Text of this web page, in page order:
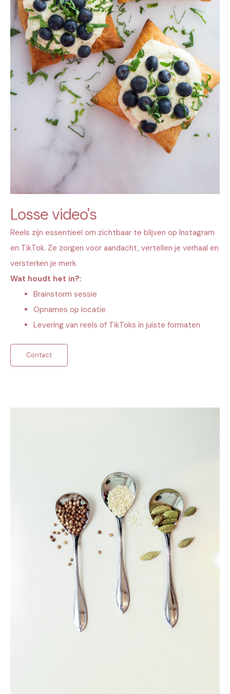
Losse video's
Reels zijn essentieel om zichtbaar te blijven op Instagram
en TikTok. Ze zorgen voor aandacht, vertellen je verhaal en
versterken je merk.
Wat houdt het in?:
Brainstorm sessie
Opnames op locatie
Levering van reels of TikToks in juiste formaten
Contact